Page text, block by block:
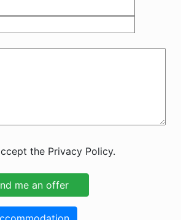
the Privacy Policy.